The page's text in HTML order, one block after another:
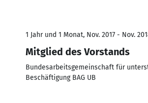
1 Jahr und 1 Monat, Nov. 2017 - Nov.
Mitglied des Vorstands
Bundesarbeitsgemeinschaft für
Beschäftigung BAG UB